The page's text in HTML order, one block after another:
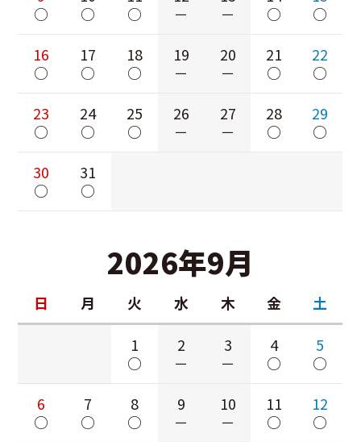
○
○
○
－
－
○
○
16
○
17
○
18
○
19
－
20
－
21
○
22
○
23
○
24
○
25
○
26
－
27
－
28
○
29
○
30
○
31
○
2026年9月
日 月 火 水 木 金
土
1
○
2
－
3
－
4
○
5
○
6
○
7
○
8
○
9
－
10
－
11
○
12
○